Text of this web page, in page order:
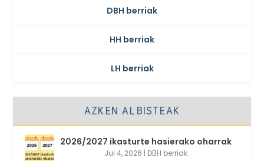
DBH berriak
HH berriak
LH berriak
AZKEN ALBISTEAK
2026/2027 ikasturte hasierako oharrak
Jul 4, 2026 | DBH berriak